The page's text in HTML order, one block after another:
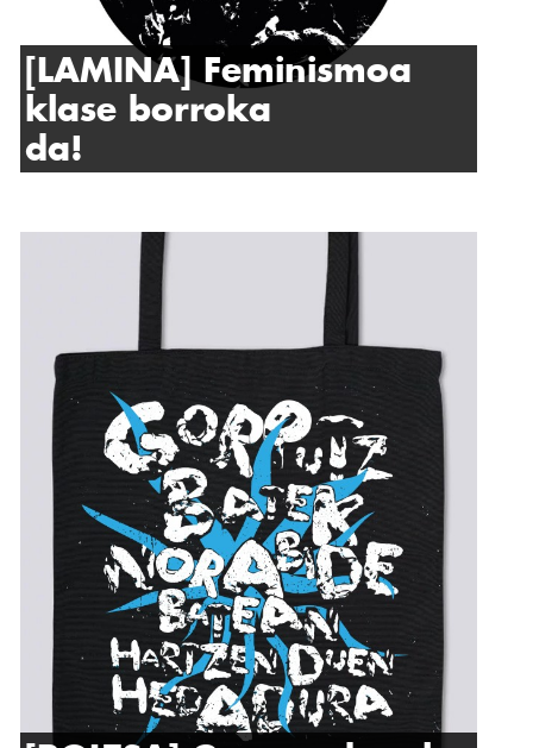
[LAMINA] Feminismoa
klase borroka
da!